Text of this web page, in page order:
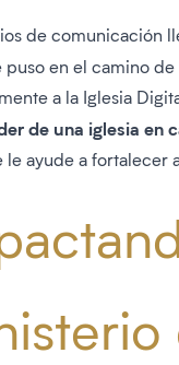
de comunicación
puso en el camino de
a la Iglesia
de una iglesia en
le ayude a fortalecer